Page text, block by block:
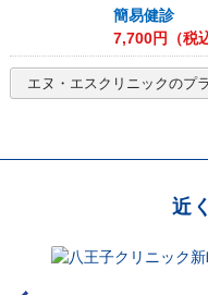
簡易健診
7,700円（税
エヌ・エスクリニックのプ
近